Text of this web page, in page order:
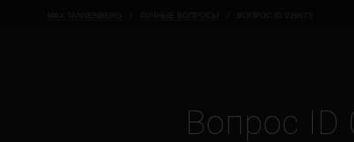
MAX TANNENBERG ЛИЧНЫЕ ВОПРОСЫ ВОПРОС ID 039675
Вопрос ID